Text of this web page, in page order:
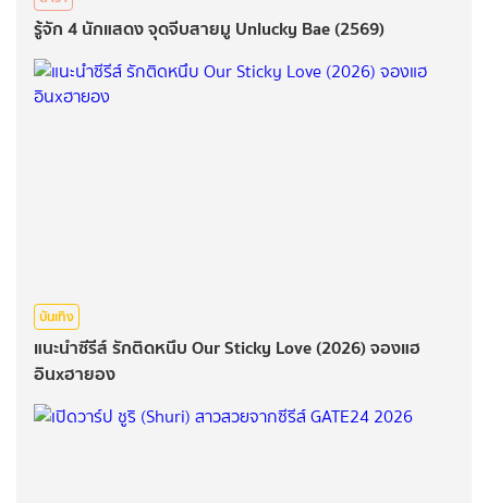
รู้จัก 4 นักแสดง จุดจีบสายมู Unlucky Bae (2569)
บันเทิง
แนะนำซีรีส์ รักติดหนึบ Our Sticky Love (2026) จองแฮ
อินxฮายอง